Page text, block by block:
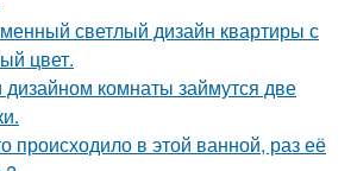
светлый дизайн квартиры с
цвет.
дизайном комнаты займутся две
происходило в этой ванной, раз её